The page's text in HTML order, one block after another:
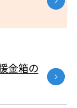
金箱の